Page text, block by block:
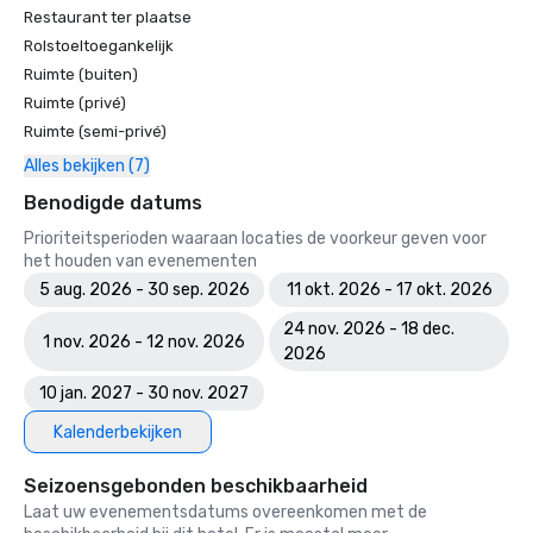
Restaurant ter plaatse
Rolstoeltoegankelijk
Ruimte (buiten)
Ruimte (privé)
Ruimte (semi-privé)
Alles bekijken (7)
Benodigde datums
Prioriteitsperioden waaraan locaties de voorkeur geven voor
het houden van evenementen
5 aug. 2026 - 30 sep. 2026
11 okt. 2026 - 17 okt. 2026
1 nov. 2026 - 12 nov. 2026
24 nov. 2026 - 18 dec.
2026
10 jan. 2027 - 30 nov. 2027
Kalenderbekijken
Seizoensgebonden beschikbaarheid
Laat uw evenementsdatums overeenkomen met de